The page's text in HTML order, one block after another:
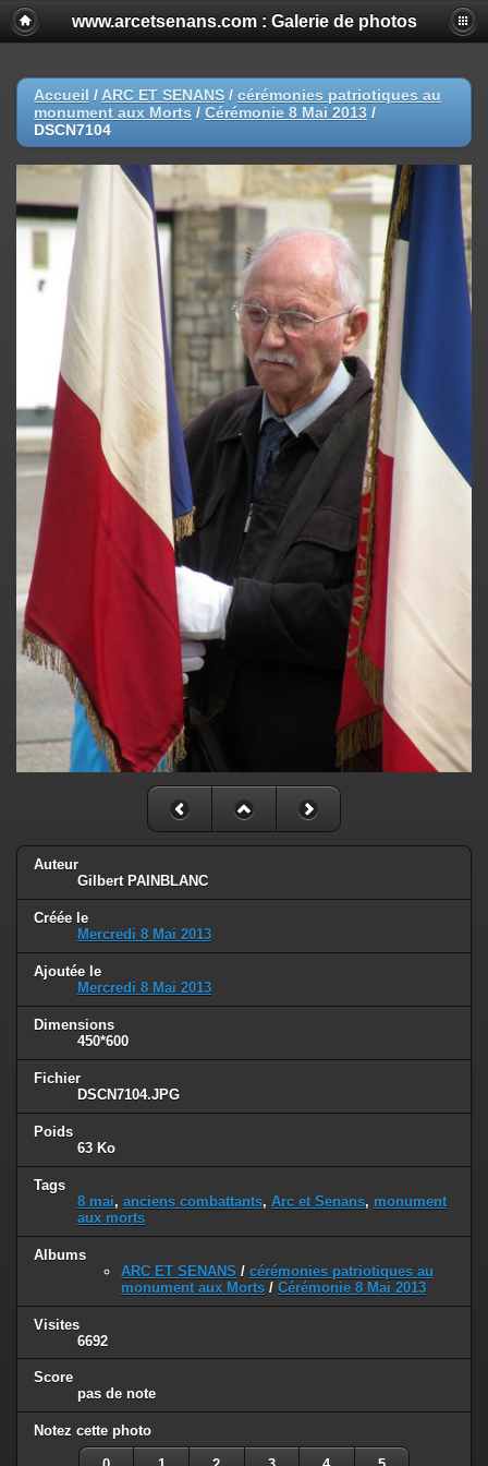
www.arcetsenans.com : Galerie de photos
Accueil / ARC ET SENANS / cérémonies patriotiques au
monument aux Morts / Cérémonie 8 Mai 2013 /
DSCN7104
Auteur
Gilbert PAINBLANC
Créée le
Mercredi 8 Mai 2013
Ajoutée le
Mercredi 8 Mai 2013
Dimensions
450*600
Fichier
DSCN7104.JPG
Poids
63 Ko
Tags
8 mai, anciens combattants, Arc et Senans, monument
aux morts
Albums
ARC ET SENANS / cérémonies patriotiques au
monument aux Morts / Cérémonie 8 Mai 2013
Visites
6692
Score
pas de note
Notez cette photo